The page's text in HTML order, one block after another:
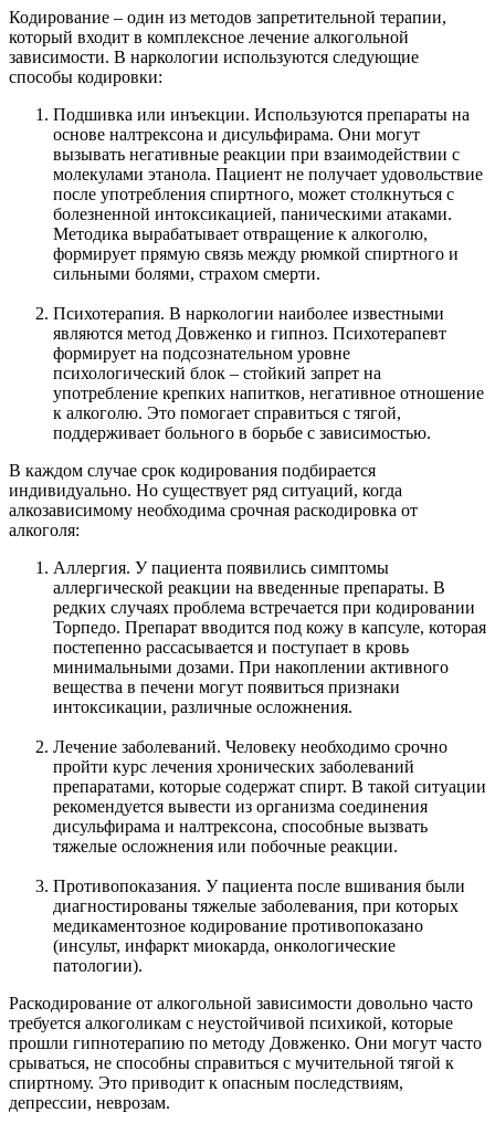
Кодирование – один из методов запретительной терапии,
который входит в комплексное лечение алкогольной
зависимости. В наркологии используются следующие
способы кодировки:
Подшивка или инъекции. Используются препараты на
основе налтрексона и дисульфирама. Они могут
вызывать негативные реакции при взаимодействии с
молекулами этанола. Пациент не получает удовольствие
после употребления спиртного, может столкнуться с
болезненной интоксикацией, паническими атаками.
Методика вырабатывает отвращение к алкоголю,
формирует прямую связь между рюмкой спиртного и
сильными болями, страхом смерти.
Психотерапия. В наркологии наиболее известными
являются метод Довженко и гипноз. Психотерапевт
формирует на подсознательном уровне
психологический блок – стойкий запрет на
употребление крепких напитков, негативное отношение
к алкоголю. Это помогает справиться с тягой,
поддерживает больного в борьбе с зависимостью.
В каждом случае срок кодирования подбирается
индивидуально. Но существует ряд ситуаций, когда
алкозависимому необходима срочная раскодировка от
алкоголя:
Аллергия. У пациента появились симптомы
аллергической реакции на введенные препараты. В
редких случаях проблема встречается при кодировании
Торпедо. Препарат вводится под кожу в капсуле, которая
постепенно рассасывается и поступает в кровь
минимальными дозами. При накоплении активного
вещества в печени могут появиться признаки
интоксикации, различные осложнения.
Лечение заболеваний. Человеку необходимо срочно
пройти курс лечения хронических заболеваний
препаратами, которые содержат спирт. В такой ситуации
рекомендуется вывести из организма соединения
дисульфирама и налтрексона, способные вызвать
тяжелые осложнения или побочные реакции.
Противопоказания. У пациента после вшивания были
диагностированы тяжелые заболевания, при которых
медикаментозное кодирование противопоказано
(инсульт, инфаркт миокарда, онкологические
патологии).
Раскодирование от алкогольной зависимости довольно часто
требуется алкоголикам с неустойчивой психикой, которые
прошли гипнотерапию по методу Довженко. Они могут часто
срываться, не способны справиться с мучительной тягой к
спиртному. Это приводит к опасным последствиям,
депрессии, неврозам.